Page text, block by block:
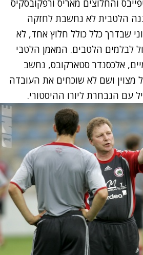
והחלוצים מאריס ורפקובסקיס
הלטבית לא נחשבת לחזקה
שבדרך כלל כולל חלוץ אחד, לא
לבלמים הלטבים. המאמן הלטבי
אלכסנדר סטארקובס, נחשב
מצוין ושם לא שוכחים את העובדה
עם הנבחרת ליורו ההיסטורי.